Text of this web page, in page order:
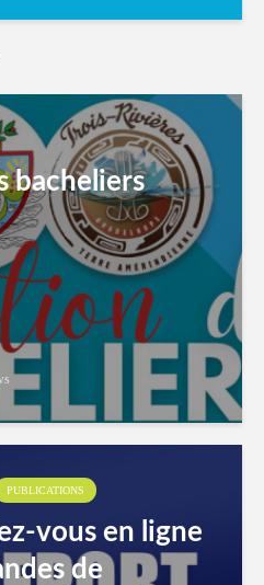
bacheliers
PUBLICATIONS
vous en ligne
de